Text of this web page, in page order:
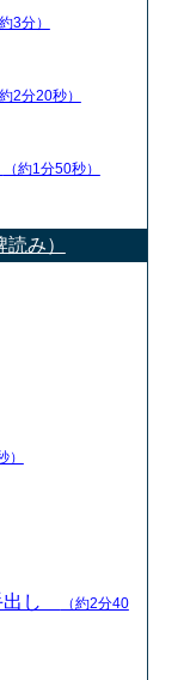
約3分）
約2分20秒）
（約1分50秒）
み）
）
出し
（約2分40